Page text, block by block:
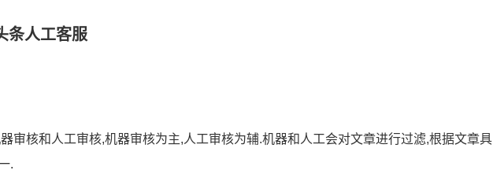
条人工客服
审核和人工审核,机器审核为主,人工审核为辅.机器和人工会对文章进行过滤,根据文章具
.